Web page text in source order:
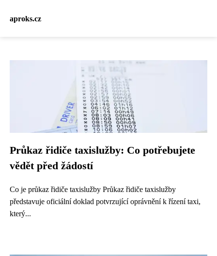
aproks.cz
Průkaz řidiče taxislužby: Co potřebujete
vědět před žádostí
Co je průkaz řidiče taxislužby Průkaz řidiče taxislužby
představuje oficiální doklad potvrzující oprávnění k řízení taxi,
který...